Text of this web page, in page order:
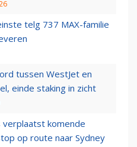
telg 737 MAX-familie
tussen WestJet en
einde staking in zicht
verplaatst komende
op route naar Sydney